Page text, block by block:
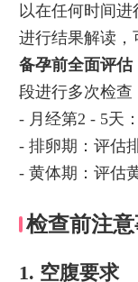
以在任何时间
进行结果解读，
备孕前全面评估
段进行多次检查
- 月经第2 - 5天
- 排卵期：评估
- 黄体期：评估
检查前注意
1. 空腹要求